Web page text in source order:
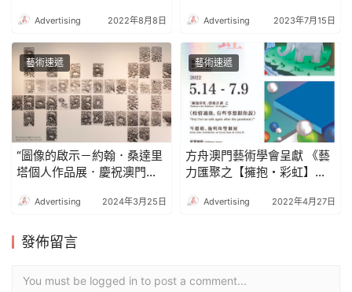
Advertising 2022年8月8日 Advertising 2023年7月15日
藝術速遞
“圖像的啟示－約翰．桑達里
塔個人作品展．慶祝澳門回
講座“建築思維的呈現模式與
Advertising 2024年3月25日
藝術速遞
方舟澳門藝術學會呈獻 《藝
力匯聚之【擁抱・彩虹】
動
Advertising 2022年4月27日
發佈留言
You must be logged in to post a comment...